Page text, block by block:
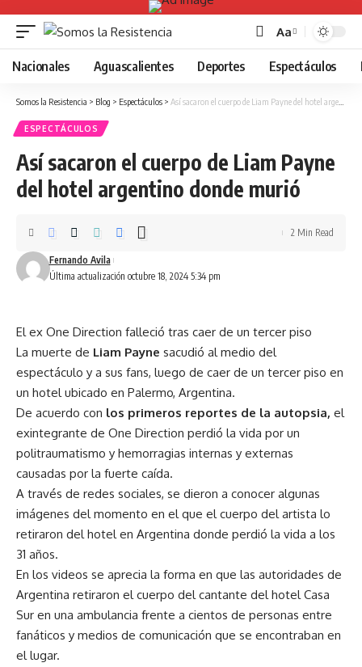
Font
Resizer
Aa
Nacionales Aguascalientes Deportes Espectáculos
Somos la Resistencia > Blog > Espectáculos > Así sacaron el cuerpo de Liam Payne del hotel argentino donde murió
ESPECTÁCULOS
Así sacaron el cuerpo de Liam Payne
del hotel argentino donde murió
Última actualización octubre 18, 2024 5:34 pm
Fernando Avila
2 Min Read
El ex One Direction falleció tras caer de un tercer piso
La muerte de Liam Payne sacudió al medio del
espectáculo y a sus fans, luego de caer de un tercer piso en
un hotel ubicado en Palermo, Argentina.
De acuerdo con los primeros reportes de la autopsia, el
exintegrante de One Direction perdió la vida por un
politraumatismo y hemorragias internas y externas
causadas por la fuerte caída.
A través de redes sociales, se dieron a conocer algunas
imágenes del momento en el que el cuerpo del artista lo
retiraron del hotel en Argentina donde perdió la vida a los
31 años.
En los videos se aprecia la forma en que las autoridades de
Argentina retiraron el cuerpo del cantante del hotel Casa
Sur en una ambulancia frente a cientos de personas entre
fanáticos y medios de comunicación que se encontraban en
el lugar.